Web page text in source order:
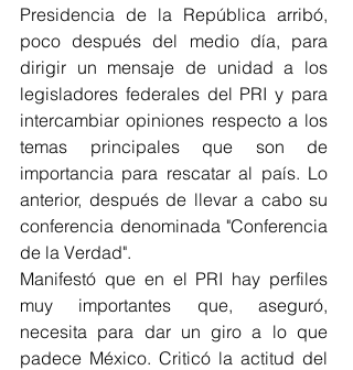
Presidencia de la República arribó,
poco después del medio día, para
dirigir un mensaje de unidad a los
legisladores federales del PRI y para
intercambiar opiniones respecto a los
temas principales que son de
importancia para rescatar al país. Lo
anterior, después de llevar a cabo su
conferencia denominada "Conferencia
de la Verdad".
Manifestó que en el PRI hay perfiles
muy importantes que, aseguró,
necesita para dar un giro a lo que
padece México. Criticó la actitud del